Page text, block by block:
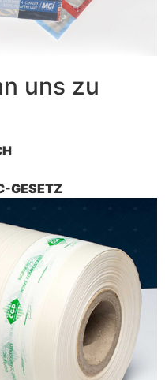
uns zu
GESETZ